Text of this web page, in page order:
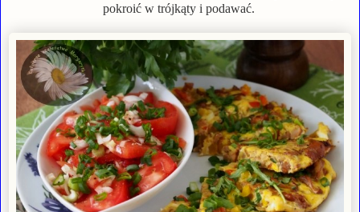
pokroić w trójkąty i podawać.